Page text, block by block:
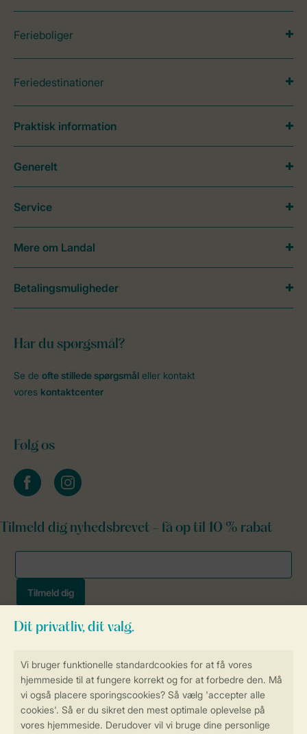
Sikker datahåndtering
Sikker betaling
Ferieboliger
Feriedestinationer
Har du spørgsmål?
Se de ofte stillede spørgsmål eller kontakt
vores kontaktcenter
Følg os
facebookinstagram
Tilmeld dig nyhedsbrevet - få op til 10 % rabat
Praktisk information
Generelt
Service
Mere om Landal
Betalingsmuligheder